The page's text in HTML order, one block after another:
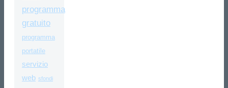
programma
gratuito
programma
portatile
servizio
web sfondi